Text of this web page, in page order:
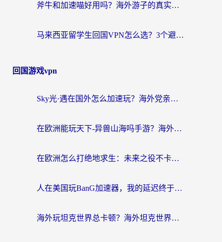
斧牛和加速喵好用吗？海外游子的真实选择困境
马来西亚留学生回国VPN怎么选？3个避坑点+1款实测好用的加速器推荐
回国游戏vpn
Sky光·遇在国外怎么加速玩？海外党亲测有效的国服游戏加速指南
在欧洲能玩天下-异兽山海吗手游？海外玩家的加速器生存指南
在欧洲怎么打绝地求生：未来之役不卡？留学生亲测的加速器避坑指南
人在美国玩BanG加速器，我的延迟终于绿了
海外玩坦克世界总卡顿？海外坦克世界加速器有哪些？实测好用的选择在这里